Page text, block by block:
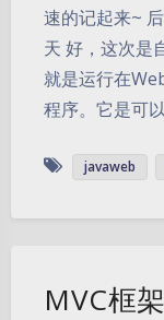
速的记起来~
天 好，这次是
就是运行在
程序。它是可
javaweb
MVC框